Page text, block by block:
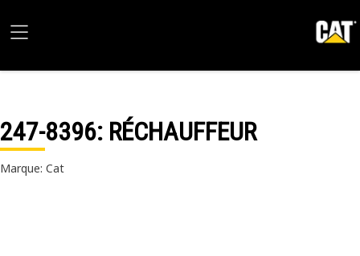
247-8396: RÉCHAUFFEUR
Marque: Cat